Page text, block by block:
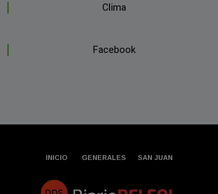
Clima
Facebook
INICIO GENERALES SAN JUAN